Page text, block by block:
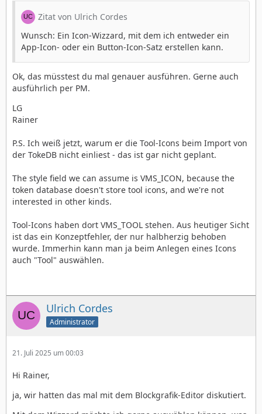
Zitat von Ulrich Cordes
Wunsch: Ein Icon-Wizzard, mit dem ich entweder ein
App-Icon- oder ein Button-Icon-Satz erstellen kann.
Ok, das müsstest du mal genauer ausführen. Gerne auch
ausführlich per PM.
LG
Rainer
P.S. Ich weiß jetzt, warum er die Tool-Icons beim Import von
der TokeDB nicht einliest - das ist gar nicht geplant.
The style field we can assume is VMS_ICON, because the
token database doesn't store tool icons, and we're not
interested in other kinds.
Tool-Icons haben dort VMS_TOOL stehen. Aus heutiger Sicht
ist das ein Konzeptfehler, der nur halbherzig behoben
wurde. Immerhin kann man ja beim Anlegen eines Icons
auch "Tool" auswählen.
Ulrich Cordes
Administrator
21. Juli 2025 um 00:03
Hi Rainer,
ja, wir hatten das mal mit dem Blockgrafik-Editor diskutiert.